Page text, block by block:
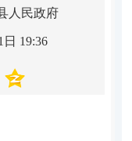
人民政府
19:36